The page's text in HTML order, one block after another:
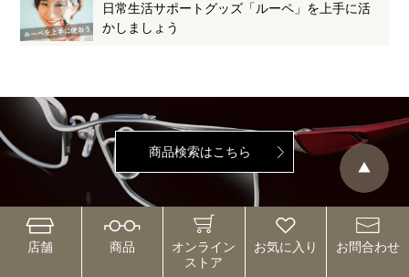
日常生活サポートグッズ「ルーペ」を上手に活
かしましょう
商品検索はこちら
店舗検索はこちら
店舗 商品
オンライン
ストア
お気に入り お問合わせ